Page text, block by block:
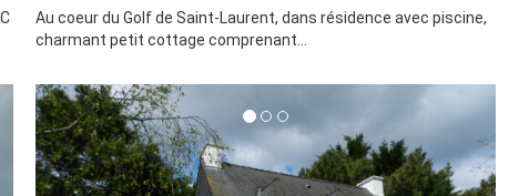
Au coeur du Golf de Saint-Laurent, dans résidence avec piscine,
charmant petit cottage comprenant...